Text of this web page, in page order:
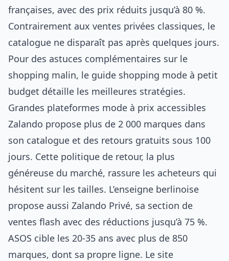
françaises, avec des prix réduits jusqu’à 80 %.
Contrairement aux ventes privées classiques, le
catalogue ne disparaît pas après quelques jours.
Pour des astuces complémentaires sur le
shopping malin, le guide shopping mode à petit
budget détaille les meilleures stratégies.
Grandes plateformes mode à prix accessibles
Zalando propose plus de 2 000 marques dans
son catalogue et des retours gratuits sous 100
jours. Cette politique de retour, la plus
généreuse du marché, rassure les acheteurs qui
hésitent sur les tailles. L’enseigne berlinoise
propose aussi Zalando Privé, sa section de
ventes flash avec des réductions jusqu’à 75 %.
ASOS cible les 20-35 ans avec plus de 850
marques, dont sa propre ligne. Le site